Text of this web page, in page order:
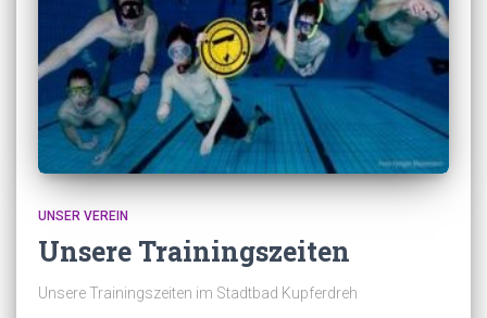
UNSER VEREIN
Unsere Trainingszeiten
Unsere Trainingszeiten im Stadtbad Kupferdreh